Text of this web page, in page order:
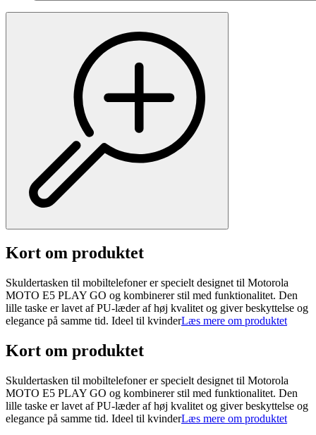
Kort om produktet
Skuldertasken til mobiltelefoner er specielt designet til Motorola
MOTO E5 PLAY GO og kombinerer stil med funktionalitet. Den
lille taske er lavet af PU-læder af høj kvalitet og giver beskyttelse og
elegance på samme tid. Ideel til kvinderLæs mere om produktet
Kort om produktet
Skuldertasken til mobiltelefoner er specielt designet til Motorola
MOTO E5 PLAY GO og kombinerer stil med funktionalitet. Den
lille taske er lavet af PU-læder af høj kvalitet og giver beskyttelse og
elegance på samme tid. Ideel til kvinderLæs mere om produktet